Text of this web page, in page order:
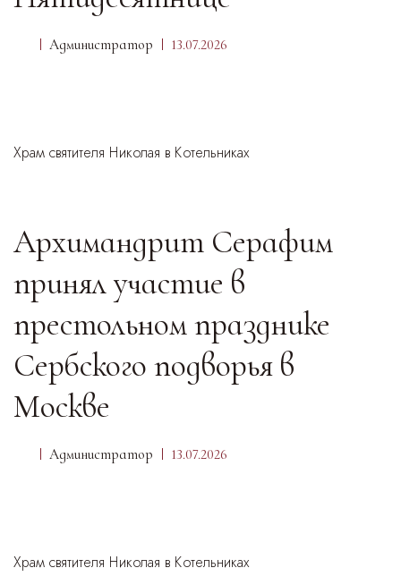
Администратор 13.07.2026
Храм святителя Николая в Котельниках
Архимандрит Серафим
принял участие в
престольном празднике
Сербского подворья в
Москве
Администратор 13.07.2026
Храм святителя Николая в Котельниках